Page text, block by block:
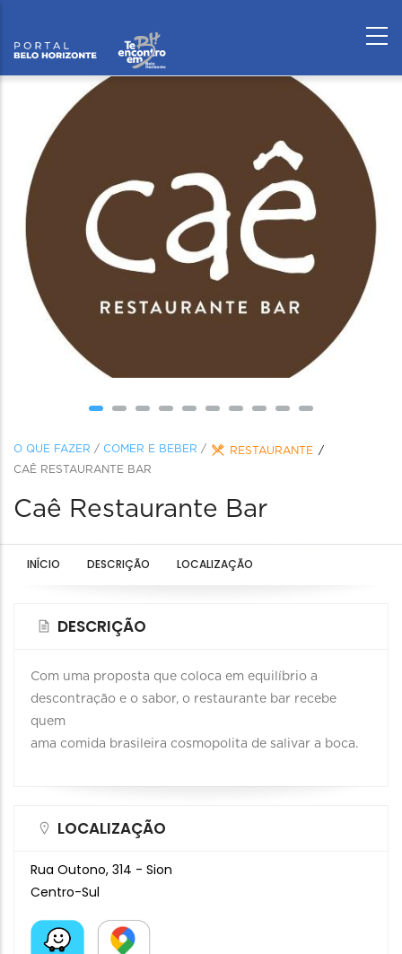
O QUE FAZER / COMER E BEBER /
RESTAURANTE
CAÊ RESTAURANTE BAR
Caê Restaurante Bar
INÍCIO DESCRIÇÃO LOCALIZAÇÃO
DESCRIÇÃO
Com uma proposta que coloca em equilíbrio a
descontração e o sabor, o restaurante bar recebe
quem
ama comida brasileira cosmopolita de salivar a boca.
LOCALIZAÇÃO
Rua Outono, 314 - Sion
Centro-Sul